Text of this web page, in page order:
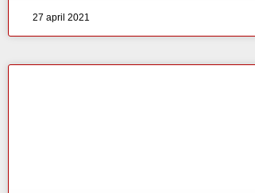
27 april 2021